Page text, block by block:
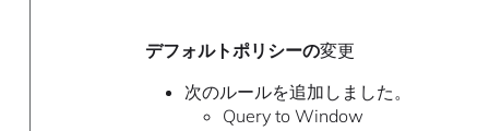
デフォルトポリシーの変更
次のルールを追加しました。
Query to Window